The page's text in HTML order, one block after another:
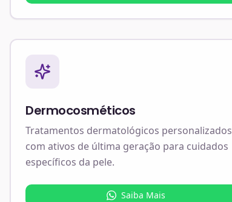
Dermocosméticos
Tratamentos dermatológicos personalizados
com ativos de última geração para cuidados
específicos da pele.
Saiba Mais